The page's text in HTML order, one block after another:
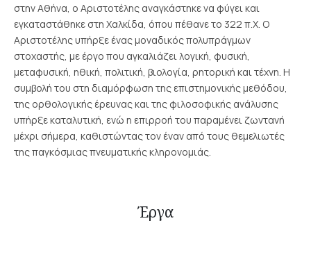
στην Αθήνα, ο Αριστοτέλης αναγκάστηκε να φύγει και
εγκαταστάθηκε στη Χαλκίδα, όπου πέθανε το 322 π.Χ. Ο
Αριστοτέλης υπήρξε ένας μοναδικός πολυπράγμων
στοχαστής, με έργο που αγκαλιάζει λογική, φυσική,
μεταφυσική, ηθική, πολιτική, βιολογία, ρητορική και τέχνη. Η
συμβολή του στη διαμόρφωση της επιστημονικής μεθόδου,
της ορθολογικής έρευνας και της φιλοσοφικής ανάλυσης
υπήρξε καταλυτική, ενώ η επιρροή του παραμένει ζωντανή
μέχρι σήμερα, καθιστώντας τον έναν από τους θεμελιωτές
της παγκόσμιας πνευματικής κληρονομιάς.
Έργα